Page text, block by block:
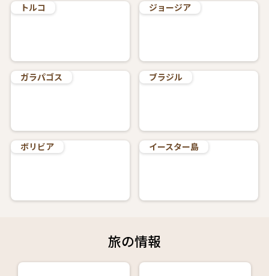
トルコ ジョージア
ガラパゴス ブラジル
ボリビア イースター島
旅の情報